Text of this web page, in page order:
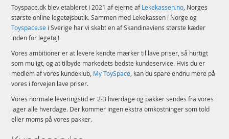
Toyspace.dk blev etableret i 2021 af ejerne afLekekassen.no, Norges
største online legetøjsbutik. Sammen med Lekekassen i Norge og
Toyspace.se i Sverige har vi skabt en af Skandinaviens største kæder
inden for legetøj!
Vores ambitioner er at levere kendte mærker til lave priser, så hurtigt
som muligt, og at tilbyde markedets bedste kundeservice. Hvis du er
medlem af vores kundeklub, My ToySpace, kan du spare endnu mere på
vores i forvejen lave priser.
Vores normale leveringstid er 2-3 hverdage og pakker sendes fra vores
lager alle hverdage. Der kommer ingen ekstra omkostninger som told
eller moms på vores pakker.